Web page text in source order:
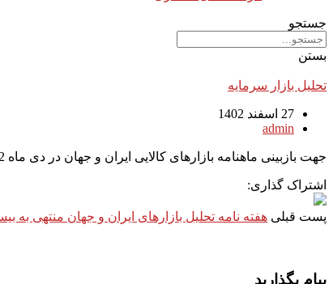
جستجو
بستن
تحلیل بازار سرمایه
27 اسفند 1402
admin
جهت بازبینی ماهنامه بازارهای کالایی ایران و جهان در دی ماه 1402 کلیک بفرمایید
اشتراک گذاری:
پست قبلی هفته نامه تحلیل بازارهای ایران و جهان منتهی به
پیام بگذارید